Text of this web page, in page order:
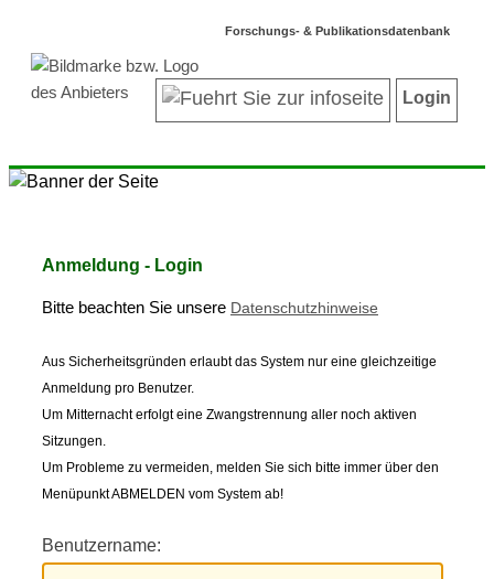
Forschungs- & Publikationsdatenbank
Login
Anmeldung - Login
Bitte beachten Sie unsere Datenschutzhinweise
Aus Sicherheitsgründen erlaubt das System nur eine gleichzeitige
Anmeldung pro Benutzer.
Um Mitternacht erfolgt eine Zwangstrennung aller noch aktiven
Sitzungen.
Um Probleme zu vermeiden, melden Sie sich bitte immer über den
Menüpunkt ABMELDEN vom System ab!
Benutzername: